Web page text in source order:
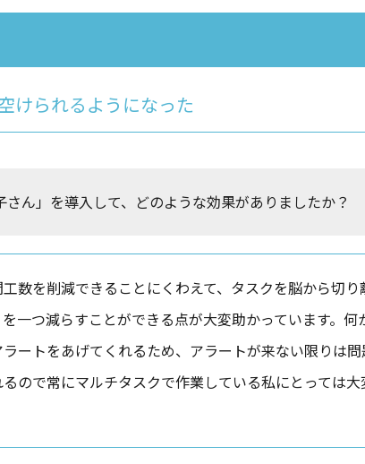
けられるようになった
さん」を導入して、どのような効果がありましたか？
数を削減できることにくわえて、タスクを脳から切り
一つ減らすことができる点が大変助かっています。何
ートをあげてくれるため、アラートが来ない限りは
ので常にマルチタスクで作業している私にとっては大